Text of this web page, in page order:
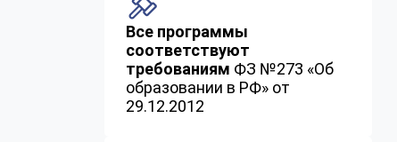
Все программы
соответствуют
требованиям ФЗ №273 «Об
образовании в РФ» от
29.12.2012